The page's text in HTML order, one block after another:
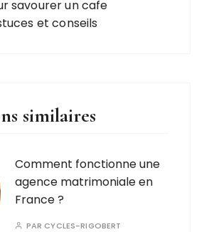
savourer un cafe
et conseils
similaires
Comment fonctionne une
agence matrimoniale en
France ?
PAR CYCLES-RIGOBERT